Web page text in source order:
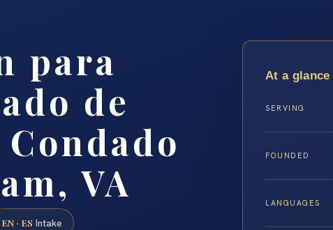
para
de
VA
EN · ES Intake
At a glance
SERVING
FOUNDED
LANGUAGES